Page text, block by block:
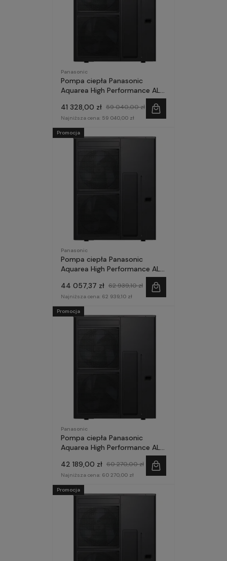
Panasonic
Pompa ciepła Panasonic
Aquarea High Performance ALL
in One 12kW 185l 1~ seria M
41 328,00 zł 59 040,00 zł
Najniższa cena: 59 040,00 zł
Panasonic
Pompa ciepła Panasonic
Aquarea High Performance ALL
in One 12kW 260l 1~ seria M
44 057,37 zł 62 939,10 zł
Najniższa cena: 62 939,10 zł
Promocja
Panasonic
Pompa ciepła Panasonic
Aquarea High Performance ALL
in One 16kW 120l 1~ seria M
42 189,00 zł 60 270,00 zł
Najniższa cena: 60 270,00 zł
Promocja
Promocja